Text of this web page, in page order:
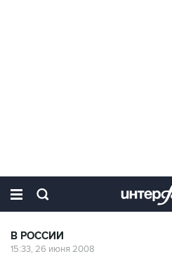
В РОССИИ
15:33, 26 июня 2008